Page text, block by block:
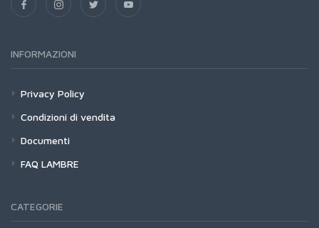
INFORMAZIONI
Privacy Policy
Condizioni di vendita
Documenti
FAQ LAMBRE
CATEGORIE